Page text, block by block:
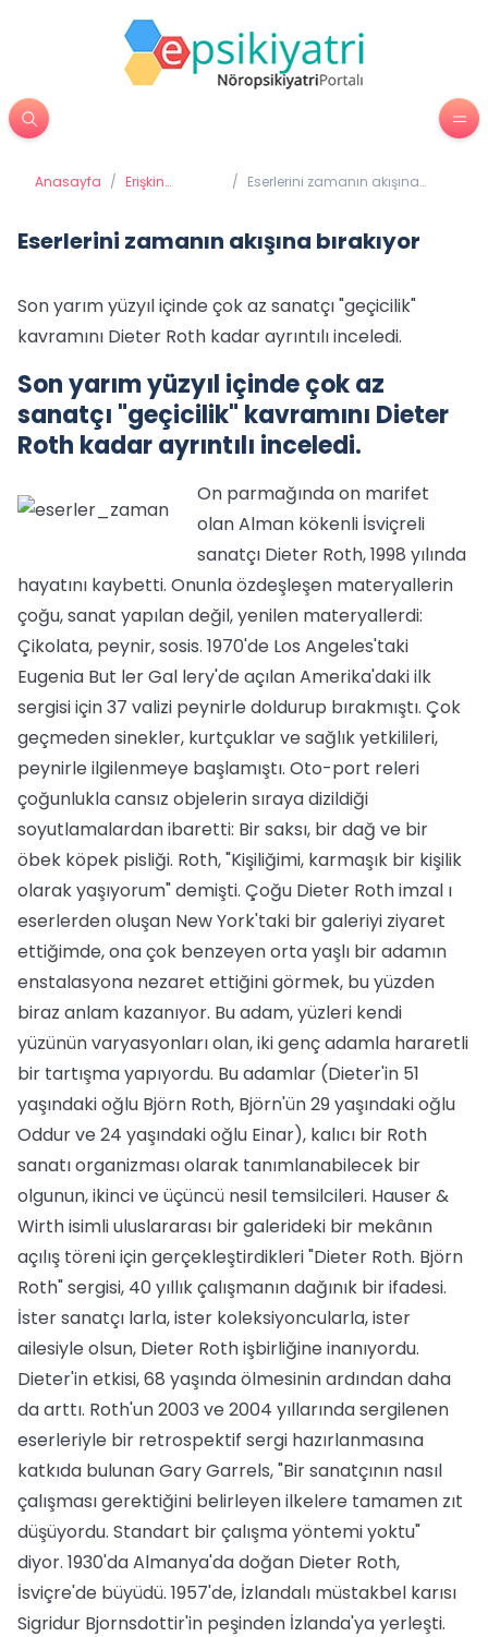
Anasayfa / Erişkin
/ Eserlerini zamanın akışına
Eserlerini zamanın akışına bırakıyor
Son yarım yüzyıl içinde çok az sanatçı "geçicilik"
kavramını Dieter Roth kadar ayrıntılı inceledi.
Son yarım yüzyıl içinde çok az
sanatçı "geçicilik" kavramını Dieter
Roth kadar ayrıntılı inceledi.
On parmağında on marifet
olan Alman kökenli İsviçreli
sanatçı Dieter Roth, 1998 yılında
hayatını kaybetti. Onunla özdeşleşen materyallerin
çoğu, sanat yapılan değil, yenilen materyallerdi:
Çikolata, peynir, sosis. 1970'de Los Angeles'taki
Eugenia But ler Gal lery'de açılan Amerika'daki ilk
sergisi için 37 valizi peynirle doldurup bırakmıştı. Çok
geçmeden sinekler, kurtçuklar ve sağlık yetkilileri,
peynirle ilgilenmeye başlamıştı. Oto-port releri
çoğunlukla cansız objelerin sıraya dizildiği
soyutlamalardan ibaretti: Bir saksı, bir dağ ve bir
öbek köpek pisliği. Roth, "Kişiliğimi, karmaşık bir kişilik
olarak yaşıyorum" demişti. Çoğu Dieter Roth imzal ı
eserlerden oluşan New York'taki bir galeriyi ziyaret
ettiğimde, ona çok benzeyen orta yaşlı bir adamın
enstalasyona nezaret ettiğini görmek, bu yüzden
biraz anlam kazanıyor. Bu adam, yüzleri kendi
yüzünün varyasyonları olan, iki genç adamla hararetli
bir tartışma yapıyordu. Bu adamlar (Dieter'in 51
yaşındaki oğlu Björn Roth, Björn'ün 29 yaşındaki oğlu
Oddur ve 24 yaşındaki oğlu Einar), kalıcı bir Roth
sanatı organizması olarak tanımlanabilecek bir
olgunun, ikinci ve üçüncü nesil temsilcileri. Hauser &
Wirth isimli uluslararası bir galerideki bir mekânın
açılış töreni için gerçekleştirdikleri "Dieter Roth. Björn
Roth" sergisi, 40 yıllık çalışmanın dağınık bir ifadesi.
İster sanatçı larla, ister koleksiyoncularla, ister
ailesiyle olsun, Dieter Roth işbirliğine inanıyordu.
Dieter'in etkisi, 68 yaşında ölmesinin ardından daha
da arttı. Roth'un 2003 ve 2004 yıllarında sergilenen
eserleriyle bir retrospektif sergi hazırlanmasına
katkıda bulunan Gary Garrels, "Bir sanatçının nasıl
çalışması gerektiğini belirleyen ilkelere tamamen zıt
düşüyordu. Standart bir çalışma yöntemi yoktu"
diyor. 1930'da Almanya'da doğan Dieter Roth,
İsviçre'de büyüdü. 1957'de, İzlandalı müstakbel karısı
Sigridur Bjornsdottir'in peşinden İzlanda'ya yerleşti.